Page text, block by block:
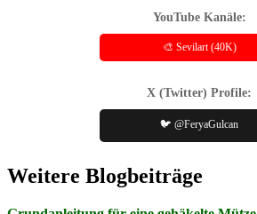
YouTube Kanäle:
🎨 Sevilart (40K)
X (Twitter) Profile:
🐦 @FeryaGulcan
Weitere Blogbeiträge